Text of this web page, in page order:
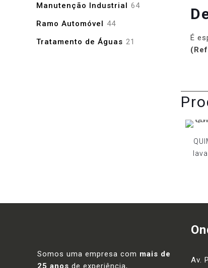
É
Manutenção Industrial 6464
Ramo Automóvel 4444
Tratamento de Águas 21
Somos uma empresa com mais de
25 anos de experiência,
Av.